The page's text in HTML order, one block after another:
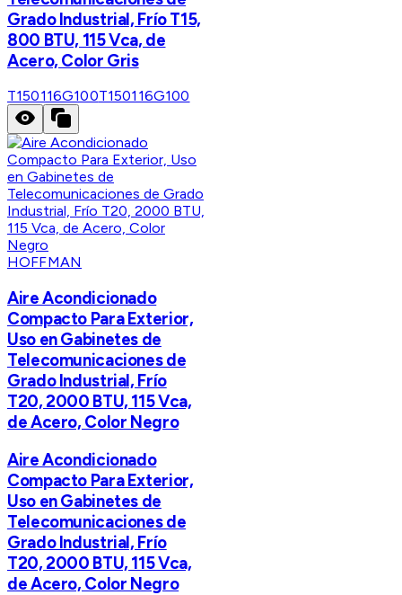
Grado Industrial, Frío T15,
800 BTU, 115 Vca, de
Acero, Color Gris
T150116G100T150116G100
HOFFMAN
Aire Acondicionado
Compacto Para Exterior,
Uso en Gabinetes de
Telecomunicaciones de
Grado Industrial, Frío
T20, 2000 BTU, 115 Vca,
de Acero, Color Negro
Aire Acondicionado
Compacto Para Exterior,
Uso en Gabinetes de
Telecomunicaciones de
Grado Industrial, Frío
T20, 2000 BTU, 115 Vca,
de Acero, Color Negro